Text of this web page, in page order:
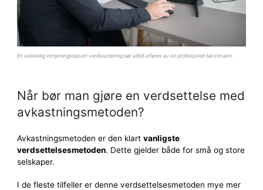
En skikkelig inntjeningsbasert verdivurdering bør alltid utføres av en profesjonell takstmann.
Når bør man gjøre en verdsettelse med
avkastningsmetoden?
Avkastningsmetoden er den klart vanligste
verdsettelsesmetoden. Dette gjelder både for små og store
selskaper.
I de fleste tilfeller er denne verdsettelsesmetoden mye mer